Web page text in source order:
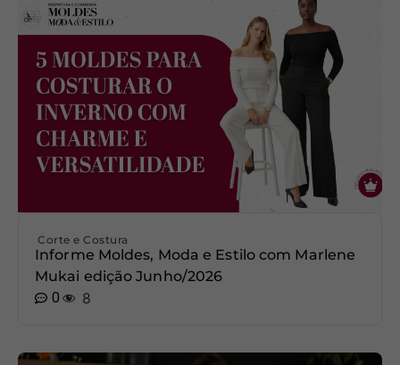
Corte e Costura
Informe Moldes, Moda e Estilo com Marlene
Mukai edição Junho/2026
0
8